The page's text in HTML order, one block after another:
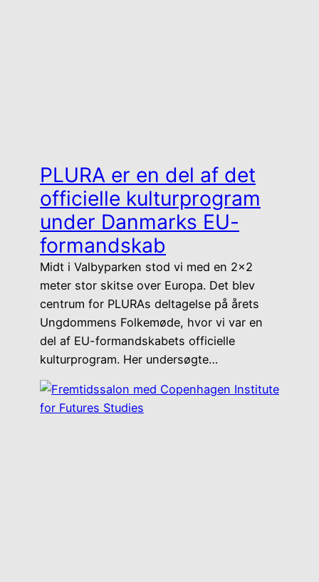
PLURA er en del af det
officielle kulturprogram
under Danmarks EU-
formandskab
Midt i Valbyparken stod vi med en 2×2
meter stor skitse over Europa. Det blev
centrum for PLURAs deltagelse på årets
Ungdommens Folkemøde, hvor vi var en
del af EU-formandskabets officielle
kulturprogram. Her undersøgte…